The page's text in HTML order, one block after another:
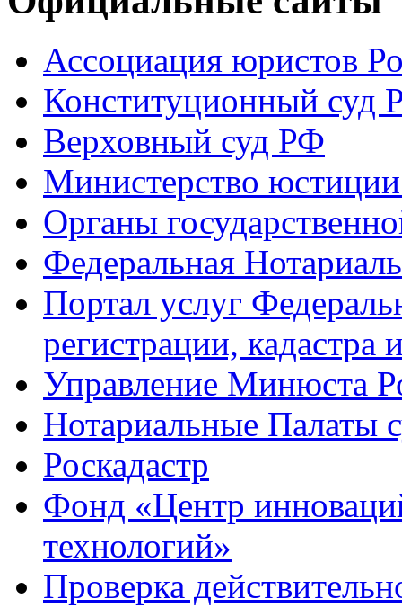
Ассоциация юристов
Конституционный суд
Верховный суд РФ
Министерство
Органы
Федеральная
Портал услуг
регистрации, кадастра
Управление Минюста
Нотариальные Палаты
Роскадастр
Фонд «Центр
технологий»
Проверка